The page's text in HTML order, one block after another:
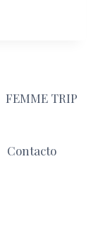
FEMME TRIP
Contacto